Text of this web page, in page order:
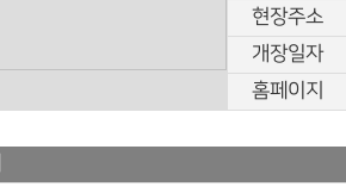
현장주소
개장일자
홈페이지